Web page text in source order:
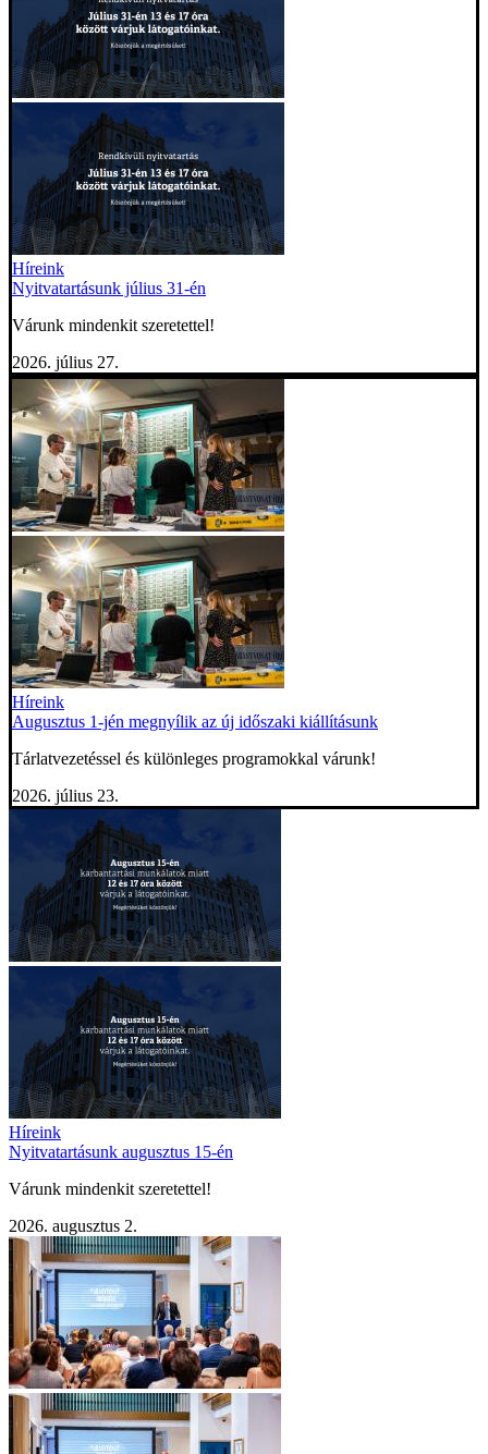
Híreink
Nyitvatartásunk július 31-én
Várunk mindenkit szeretettel!
2026. július 27.
Híreink
Augusztus 1-jén megnyílik az új időszaki kiállításunk
Tárlatvezetéssel és különleges programokkal várunk!
2026. július 23.
Híreink
Nyitvatartásunk augusztus 15-én
Várunk mindenkit szeretettel!
2026. augusztus 2.